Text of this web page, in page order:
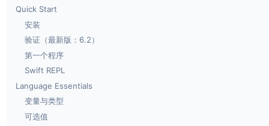
Quick Start
安装
验证（最新版：6.2）
第一个程序
Swift REPL
Language Essentials
变量与类型
可选值